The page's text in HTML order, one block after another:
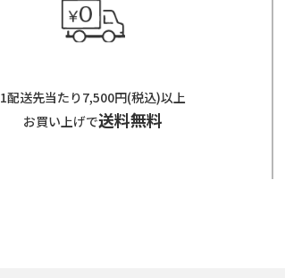
1配送先当たり7,500円(税込)以上
お買い上げで送料無料